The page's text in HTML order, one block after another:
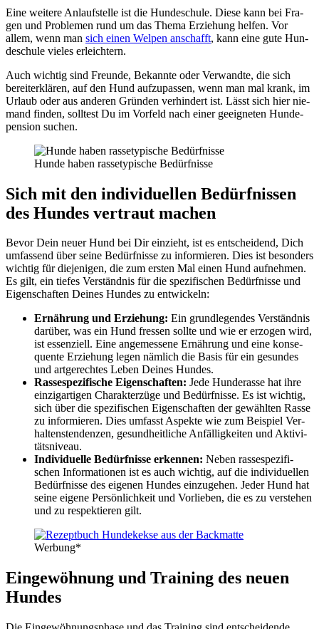
Eine wei­te­re Anlauf­stel­le ist die Hun­de­schu­le. Die­se kann bei Fra­
gen und Pro­ble­men rund um das The­ma Erzie­hung hel­fen. Vor
allem, wenn man sich einen Wel­pen anschafft, kann eine gute Hun­
de­schu­le vie­les erleich­tern.
Auch wich­tig sind Freun­de, Bekann­te oder Ver­wand­te, die sich
bereit­erklä­ren, auf den Hund auf­zu­pas­sen, wenn man mal krank, im
Urlaub oder aus ande­ren Grün­den ver­hin­dert ist. Lässt sich hier nie­
mand fin­den, soll­test Du im Vor­feld nach einer geeig­ne­ten Hun­de­
pen­si­on suchen.
Hun­de haben ras­se­ty­pi­sche Bedürf­nis­se
Sich mit den indi­vi­du­el­len Bedürf­nis­sen
des Hun­des ver­traut machen
Bevor Dein neu­er Hund bei Dir ein­zieht, ist es ent­schei­dend, Dich
umfas­send über sei­ne Bedürf­nis­se zu infor­mie­ren. Dies ist beson­ders
wich­tig für die­je­ni­gen, die zum ers­ten Mal einen Hund auf­neh­men.
Es gilt, ein tie­fes Ver­ständ­nis für die spe­zi­fi­schen Bedürf­nis­se und
Eigen­schaf­ten Dei­nes Hun­des zu ent­wi­ckeln:
Ernäh­rung und Erzie­hung: Ein grund­le­gen­des Ver­ständ­nis
dar­über, was ein Hund fres­sen soll­te und wie er erzo­gen wird,
ist essen­zi­ell. Eine ange­mes­se­ne Ernäh­rung und eine kon­se­
quen­te Erzie­hung legen näm­lich die Basis für ein gesun­des
und art­ge­rech­tes Leben Dei­nes Hun­des.
Ras­se­spe­zi­fi­sche Eigen­schaf­ten: Jede Hun­de­ras­se hat ihre
ein­zig­ar­ti­gen Cha­rak­ter­zü­ge und Bedürf­nis­se. Es ist wich­tig,
sich über die spe­zi­fi­schen Eigen­schaf­ten der gewähl­ten Ras­se
zu infor­mie­ren. Dies umfasst Aspek­te wie zum Bei­spiel Ver­
hal­tens­ten­den­zen, gesund­heit­li­che Anfäl­lig­kei­ten und Akti­vi­
täts­ni­veau.
Indi­vi­du­el­le Bedürf­nis­se erken­nen: Neben ras­se­spe­zi­fi­
schen Infor­ma­tio­nen ist es auch wich­tig, auf die indi­vi­du­el­len
Bedürf­nis­se des eige­nen Hun­des ein­zu­ge­hen. Jeder Hund hat
sei­ne eige­ne Per­sön­lich­keit und Vor­lie­ben, die es zu ver­ste­hen
und zu respek­tie­ren gilt.
Wer­bung*
Ein­ge­wöh­nung und Trai­ning des neu­en
Hun­des